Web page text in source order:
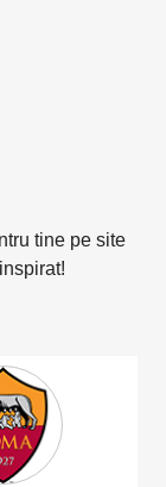
tine pe site